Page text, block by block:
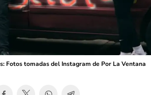
Fotos tomadas del Instagram de Por La Ventana